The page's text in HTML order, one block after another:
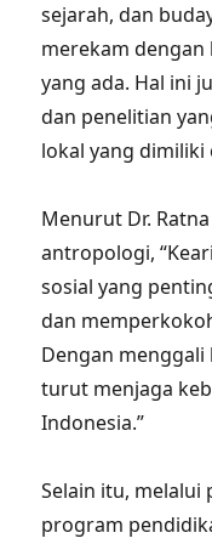
sejarah, dan
merekam dengan
yang ada. Hal ini
dan penelitian
lokal yang dimiliki
Menurut Dr.
antropologi,
sosial yang
dan
Dengan
turut menjaga
Indonesia.”
Selain itu,
program